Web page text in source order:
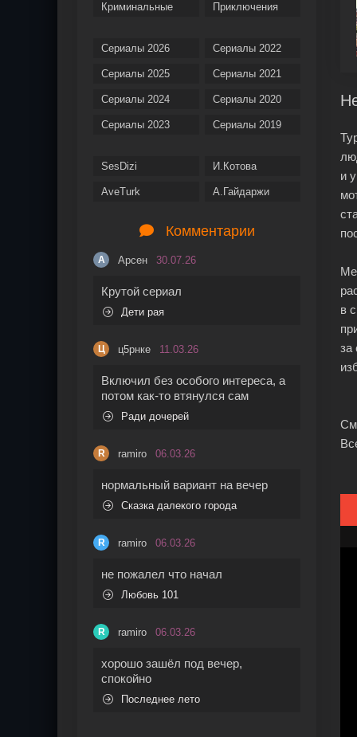
Криминальные Приключения
Сериалы 2026
Сериалы 2025
Сериалы 2024
Сериалы 2023
Сериалы 2022
Сериалы 2021
Сериалы 2020
Сериалы 2019
SesDizi
AveTurk
И.Котова
А.Гайдаржи
Комментарии
А Арсен 30.07.26
Крутой сериал
Дети рая
Ц ц5рнке 11.03.26
Включил без особого интереса, а
потом как-то втянулся сам
Ради дочерей
R ramiro 06.03.26
нормальный вариант на вечер
Сказка далекого города
R ramiro 06.03.26
не пожалел что начал
Любовь 101
R ramiro 06.03.26
хорошо зашёл под вечер,
спокойно
Последнее лето
и
в
за